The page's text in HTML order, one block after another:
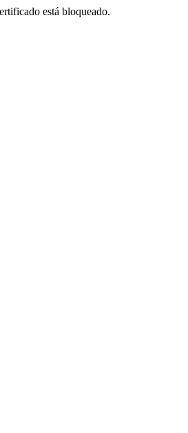
está bloqueado.